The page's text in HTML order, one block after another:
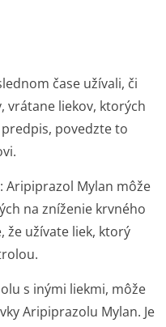
čase užívali, či
vrátane liekov, ktorých
povedzte to
Aripiprazol Mylan môže
na zníženie krvného
že užívate liek, ktorý
s inými liekmi, môže
Aripiprazolu Mylan. Je